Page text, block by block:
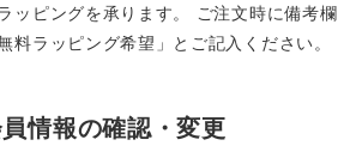
ッピングを承ります。 ご注文時に備考欄
料ラッピング希望」とご記入ください。
情報の確認・変更